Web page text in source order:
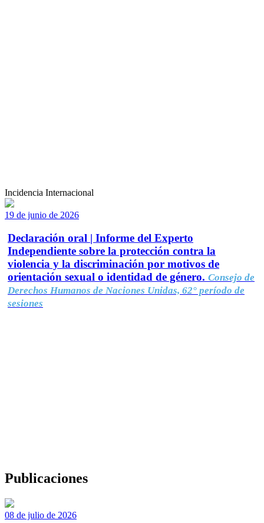
Incidencia Internacional
19 de junio de 2026
Declaración oral | Informe del Experto
Independiente sobre la protección contra la
violencia y la discriminación por motivos de
orientación sexual o identidad de género. Consejo de
Derechos Humanos de Naciones Unidas, 62° período de
sesiones
Publicaciones
08 de julio de 2026